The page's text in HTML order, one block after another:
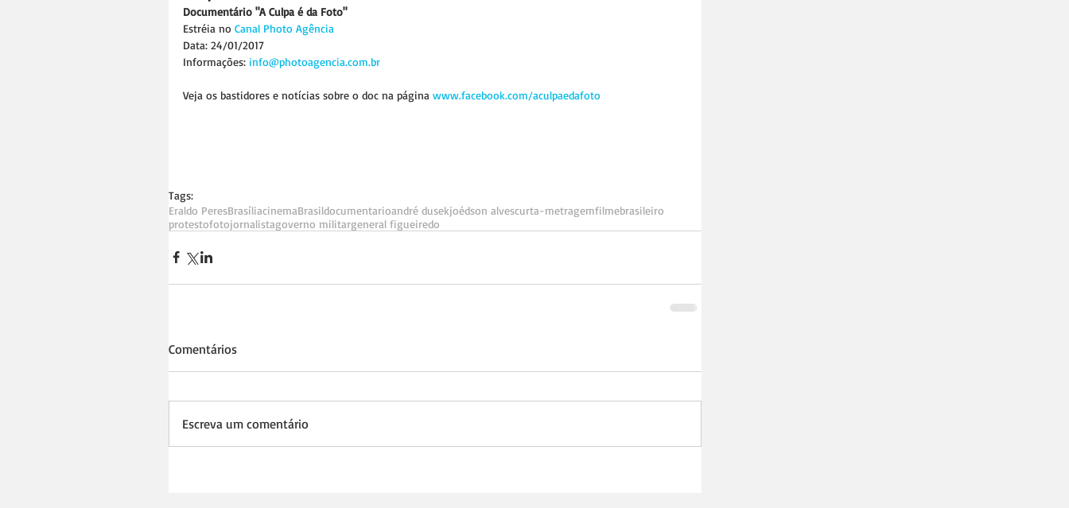
Documentário "A Culpa é da Foto"
Estréia no Canal Photo Agência
Data: 24/01/2017
Informações: info@photoagencia.com.br
Veja os bastidores e notícias sobre o doc na página www.facebook.com/aculpaedafoto
Tags:
Eraldo PeresBrasíliacinemaBrasildocumentarioandré dusekjoédson alvescurta-metragemfilmebrasileiro
protestofotojornalistagoverno militargeneral figueiredo
Comentários
Escreva um comentário